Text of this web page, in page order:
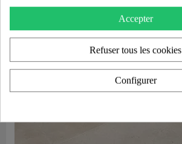
Accepter
Refuser tous les cookies
Configurer